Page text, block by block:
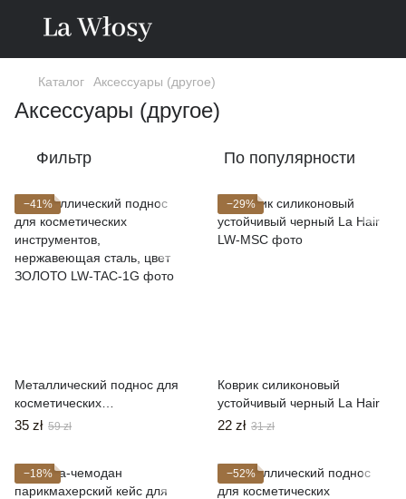
Каталог Аксессуары (другое)
Аксессуары (другое)
Фильтр По популярности
−41%
Металлический поднос для
косметических
инструментов,
35 zł 59 zł
−29%
Коврик силиконовый
устойчивый черный La Hair
22 zł 31 zł
−18% −52%